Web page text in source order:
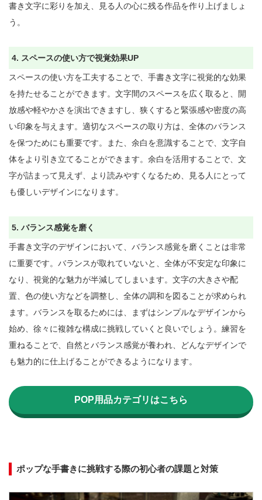
書き文字に彩りを加え、見る人の心に残る作品を作り上げましょ
う。
4. スペースの使い方で視覚効果UP
スペースの使い方を工夫することで、手書き文字に視覚的な効果
を持たせることができます。文字間のスペースを広く取ると、開
放感や軽やかさを演出できますし、狭くすると緊張感や密度の高
い印象を与えます。適切なスペースの取り方は、全体のバランス
を保つためにも重要です。また、余白を意識することで、文字自
体をより引き立てることができます。余白を活用することで、文
字が詰まって見えず、より読みやすくなるため、見る人にとって
も優しいデザインになります。
5. バランス感覚を磨く
手書き文字のデザインにおいて、バランス感覚を磨くことは非常
に重要です。バランスが取れていないと、全体が不安定な印象に
なり、視覚的な魅力が半減してしまいます。文字の大きさや配
置、色の使い方などを調整し、全体の調和を図ることが求められ
ます。バランスを取るためには、まずはシンプルなデザインから
始め、徐々に複雑な構成に挑戦していくと良いでしょう。練習を
重ねることで、自然とバランス感覚が養われ、どんなデザインで
も魅力的に仕上げることができるようになります。
POP用品カテゴリはこちら
ポップな手書きに挑戦する際の初心者の課題と対策